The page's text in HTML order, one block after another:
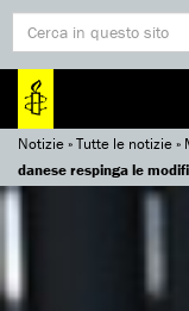
Notizie»Tutte le notizie»
danese respinga le